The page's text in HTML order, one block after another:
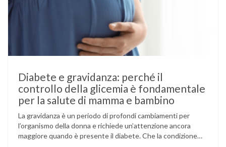
Diabete e gravidanza: perché il
controllo della glicemia è fondamentale
per la salute di mamma e bambino
La gravidanza è un periodo di profondi cambiamenti per
l’organismo della donna e richiede un’attenzione ancora
maggiore quando è presente il diabete. Che la condizione